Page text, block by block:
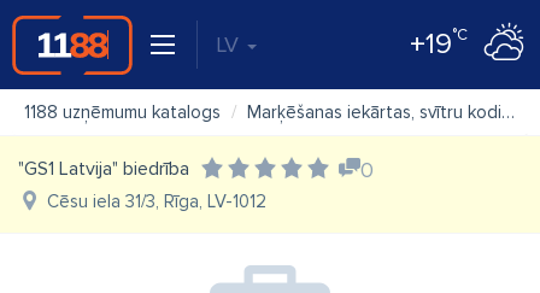
LV +19°C
1188 uzņēmumu katalogs Marķēšanas iekārtas, svītru kodi
"GS1 Latvija" biedrība 0
Cēsu iela 31/3, Rīga, LV-1012